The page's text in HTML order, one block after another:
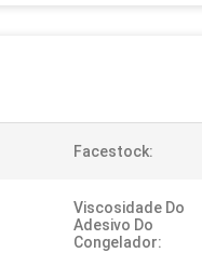
Facestock:
Viscosidade Do
Adesivo Do
Congelador: